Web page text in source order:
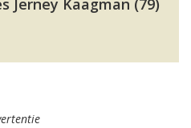
Jerney Kaagman (79)